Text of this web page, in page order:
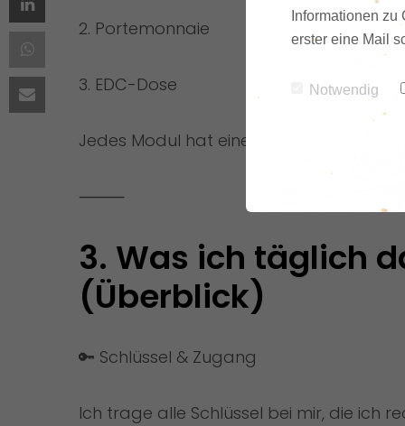
2. Portemonnaie
3. EDC-Dose
Jedes Modul hat eine eigene Aufgabe.
⸻
3. Was ich täglich
(Überblick)
🔑 Schlüssel & Zugang
Ich trage alle Schlüssel bei mir, die ich
Informationen
erster eine Mail
Notwendig